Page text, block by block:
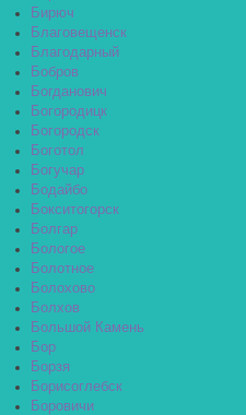
Бирюч
Благовещенск
Благодарный
Бобров
Богданович
Богородицк
Богородск
Боготол
Богучар
Бодайбо
Бокситогорск
Болгар
Бологое
Болотное
Болохово
Болхов
Большой Камень
Бор
Борзя
Борисоглебск
Боровичи